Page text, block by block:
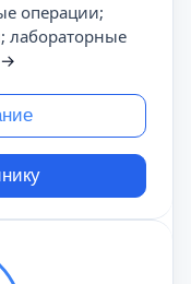
операции;
лабораторные
→